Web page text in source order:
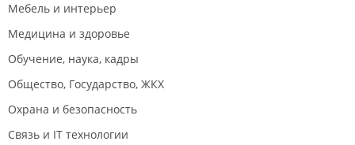
Мебель и интерьер
Медицина и здоровье
Обучение, наука, кадры
Общество, Государство, ЖКХ
Охрана и безопасность
Связь и IT технологии